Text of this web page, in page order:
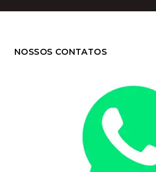
NOSSOS CONTATOS